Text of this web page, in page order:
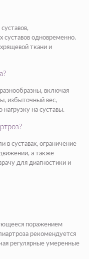
суставов одновременно.
ткани и
включая
избыточный вес,
на суставы.
суставах, ограничение
а также
для диагностики и
поражением
рекомендуется
регулярные умеренные